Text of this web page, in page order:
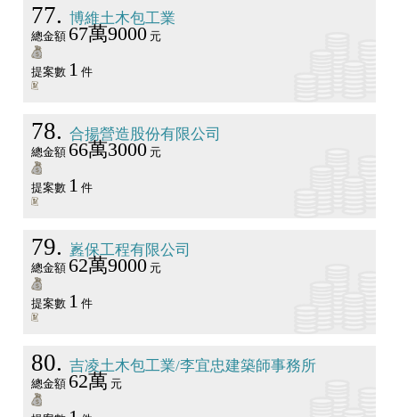
77 博維土木包工業
總金額 67萬9000元
提案數 1 件
78 合揚營造股份有限公司
總金額 66萬3000元
提案數 1 件
79 嶳保工程有限公司
總金額 62萬9000元
提案數 1 件
80 吉凌土木包工業/李宜忠建築師事務所
總金額 62萬 元